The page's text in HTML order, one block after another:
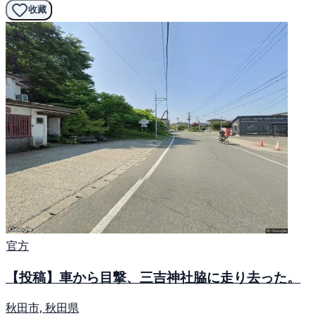
收藏
官方
【投稿】車から目撃、三吉神社脇に走り去った。
秋田市, 秋田県